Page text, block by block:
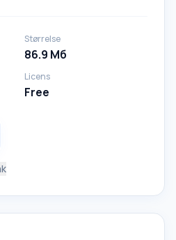
Størrelse
86.9 Mб
Licens
Free